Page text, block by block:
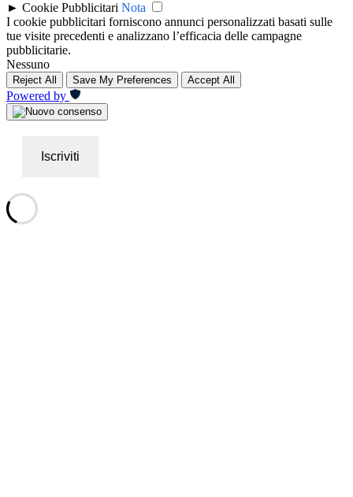
► Cookie Pubblicitari Nota
I cookie pubblicitari forniscono annunci personalizzati basati sulle
tue visite precedenti e analizzano l’efficacia delle campagne
pubblicitarie.
Nessuno
Reject All Save My Preferences Accept All
Powered by
Iscriviti